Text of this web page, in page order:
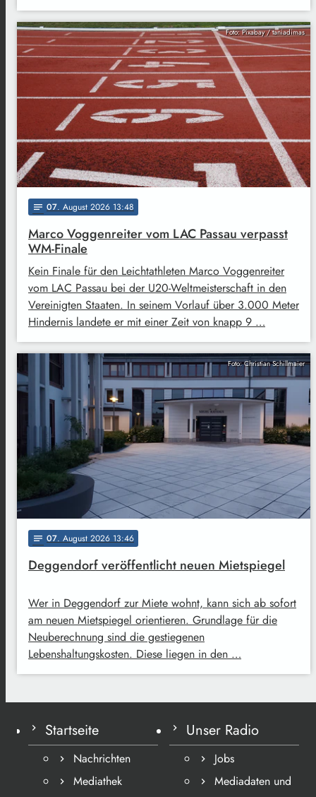
Foto: Pixabay / taniadimas
notes 07. August 2026 13:48
Marco Voggenreiter vom LAC Passau verpasst
WM-Finale
Kein Finale für den Leichtathleten Marco Voggenreiter
vom LAC Passau bei der U20-Weltmeisterschaft in den
Vereinigten Staaten. In seinem Vorlauf über 3.000 Meter
Hindernis landete er mit einer Zeit von knapp 9 …
Foto: Christian Schillmaier
notes 07. August 2026 13:46
Deggendorf veröffentlicht neuen Mietspiegel
Wer in Deggendorf zur Miete wohnt, kann sich ab sofort
am neuen Mietspiegel orientieren. Grundlage für die
Neuberechnung sind die gestiegenen
Lebenshaltungskosten. Diese liegen in den …
Startseite
Nachrichten
Mediathek
Unser Radio
Jobs
Mediadaten und